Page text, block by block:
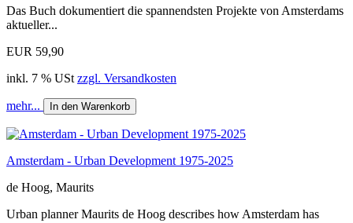
Das Buch dokumentiert die spannendsten Projekte von Amsterdams
aktueller...
EUR 59,90
inkl. 7 % USt zzgl. Versandkosten
mehr... In den Warenkorb
Amsterdam - Urban Development 1975-2025
de Hoog, Maurits
Urban planner Maurits de Hoog describes how Amsterdam has